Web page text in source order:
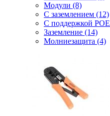
Модули (8)
С заземлением (12)
С поддержкой POE
Заземление (14)
Молниезащита (4)